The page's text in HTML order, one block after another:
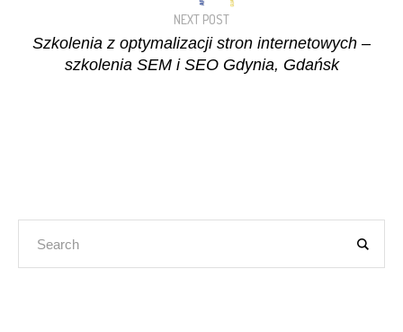
NEXT POST
Szkolenia z optymalizacji stron internetowych –
szkolenia SEM i SEO Gdynia, Gdańsk